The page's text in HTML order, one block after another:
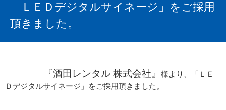
「ＬＥＤデジタルサイネージ」をご採用
頂きました。
『酒田レンタル 株式会社』
様より、「ＬＥ
Ｄデジタルサイネージ」をご採用頂きました。